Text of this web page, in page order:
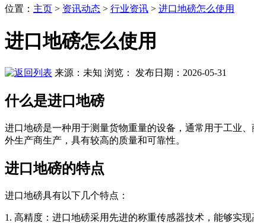
位置 ： 主页 > 资讯动态 > 行业资讯 > 进口地磅怎么使用
进口地磅怎么使用
来源：未知 浏览： 发布日期：2026-05-31
什么是进口地磅
进口地磅是一种用于测量货物重量的设备，通常用于工业
外生产商生产，具有较高的质量和可靠性。
进口地磅的特点
进口地磅具有以下几个特点：
1. 高精度：进口地磅采用先进的称重传感器技术，能够实